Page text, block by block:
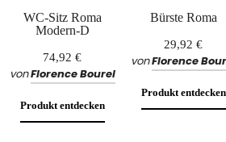
WC-Sitz Roma
Modern-D
74,92 €
vonFlorence Bourel
Produkt entdecken
Bürste Roma
29,92 €
vonFlorence
Produkt entdecken